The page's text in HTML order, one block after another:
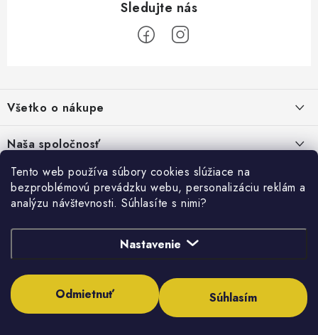
Tento web používa súbory cookies slúžiace na
bezproblémovú prevádzku webu, personalizáciu reklám a
analýzu návštevnosti. Súhlasíte s nimi?
Nastavenie
Odmietnuť Súhlasím
p
ä
t
Všetko o nákupe
Kontakty
Obchodné podmienky
Podmienky ochrany osobných údajov
Moja objednávka
Naša spoločnosť
SHOWROOM - poradňa pre vaše projekty
PREDAJŇA - Raková
Stabilná spoločnosť od roku 2009
Prihlásenie
E-mail
Heslo
HĽADAŤ
Copyright 2026Inštalatérshop . Všetky práva vyhradené.Upraviť nastavenie
cookies